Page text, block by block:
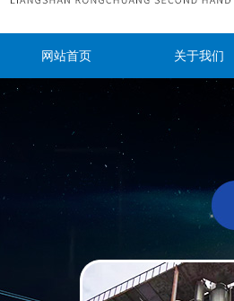
网站首页 关于我们